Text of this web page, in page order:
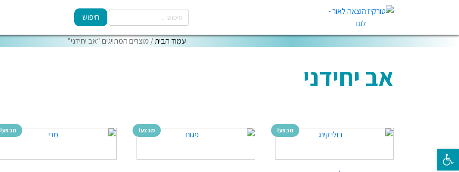
פתח סרגל נגישות
עמוד הבית/ מוצרים המתויגים “אב יחידני”
אב יחידני
מבצע! מבצע! מבצע!